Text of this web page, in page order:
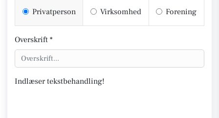
Privatperson Virksomhed Forening
Overskrift *
Indlæser tekstbehandling!